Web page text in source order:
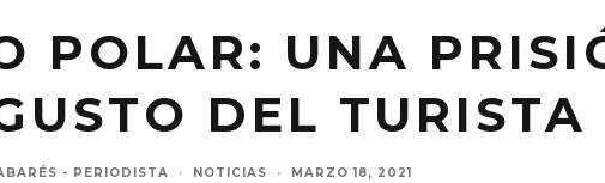
POLAR: UNA
DEL TURISTA
- PERIODISTA · NOTICIAS · MARZO 18, 2021